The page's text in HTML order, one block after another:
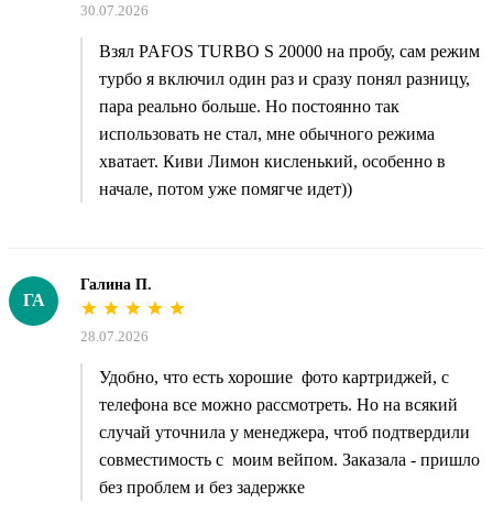
30.07.2026
Взял PAFOS TURBO S 20000 на пробу, сам режим
турбо я включил один раз и сразу понял разницу,
пара реально больше. Но постоянно так
использовать не стал, мне обычного режима
хватает. Киви Лимон кисленький, особенно в
начале, потом уже помягче идет))
ГА
Галина П.
28.07.2026
Удобно, что есть хорошие фото картриджей, с
телефона все можно рассмотреть. Но на всякий
случай уточнила у менеджера, чтоб подтвердили
совместимость с моим вейпом. Заказала - пришло
без проблем и без задержке